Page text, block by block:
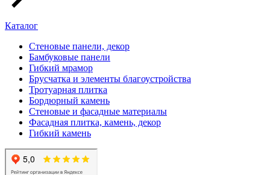
Каталог
Стеновые панели, декор
Бамбуковые панели
Гибкий мрамор
Брусчатка и элементы благоустройства
Тротуарная плитка
Бордюрный камень
Стеновые и фасадные материалы
Фасадная плитка, камень, декор
Гибкий камень